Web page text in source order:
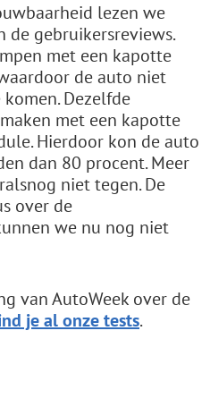
lezen we
gebruikersreviews.
met een kapotte
de auto niet
Dezelfde
met een kapotte
Hierdoor kon de auto
dan 80 procent. Meer
niet tegen. De
over de
we nu nog niet
van AutoWeek over de
je al onze tests.